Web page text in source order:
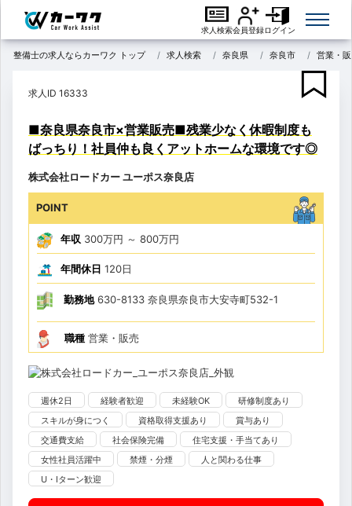
求人検索会員登録ログイン
整備士の求人ならカーワク トップ 求人検索 奈良県 奈良市 営業・
求人ID 16333
■奈良県奈良市×営業販売■残業少なく休暇制度も
ばっちり！社員仲も良くアットホームな環境です◎
株式会社ロードカー ユーポス奈良店
POINT
年収 300万円 ～ 800万円
年間休日 120日
勤務地630-8133 奈良県奈良市大安寺町532-1
職種 営業・販売
週休2日 経験者歓迎 未経験OK
研修制度あり
スキルが身につく
資格取得支援あり
賞与あり
交通費支給
社会保険完備
住宅支援・手当てあり
女性社員活躍中
禁煙・分煙
人と関わる仕事
U・Iターン歓迎